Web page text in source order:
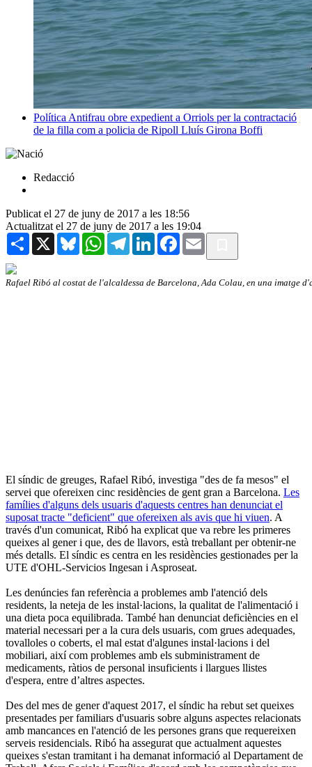
Política Antifrau obre expedient a Orriols per la contractació
de la filla com a policia de Ripoll Lluís Girona Boffi
Redacció
Publicat el 27 de juny de 2017 a les 18:56
Actualitzat el 27 de juny de 2017 a les 19:04
Share X BlueskyWhatsAppTelegramLinkedInFacebook
Email
Rafael Ribó al costat de l'alcaldessa de Barcelona, Ada Colau, en una imatge
El síndic de greuges, Rafael Ribó, investiga "des de fa mesos" el
servei que ofereixen cinc residències de gent gran a Barcelona. Les
famílies d'alguns dels usuaris d'aquests centres han denunciat el
suposat tracte "deficient" que ofereixen als avis que hi viuen. A
través d'un comunicat, Ribó ha explicat que va rebre les primeres
queixes al gener i que, des de llavors, està treballant per obtenir-ne
més detalls. El síndic es centra en les residències gestionades per la
UTE d'OHL-Servicios Ingesan i Asproseat.
Les denúncies fan referència a problemes amb l'atenció dels
residents, la neteja de les instal·lacions, la qualitat de l'alimentació i
una dieta poca equilibrada. També han denunciat deficiències en el
material necessari per a la cura dels usuaris, com grues adequades,
tovalloles o coberts, el mal estat d'algunes instal·lacions i del
mobiliari, així com problemes amb els subministrament de
medicaments, ràtios de personal insuficients i llargues llistes
d'espera, entre d’altres aspectes.
Des del mes de gener d'aquest 2017, el síndic ha rebut set queixes
presentades per familiars d'usuaris sobre alguns aspectes relacionats
amb mancances en l'atenció de les persones grans que requereixen
serveis residencials. Ribó ha assegurat que actualment aquestes
queixes s'estan tramitant i ha demanat informació al Departament de